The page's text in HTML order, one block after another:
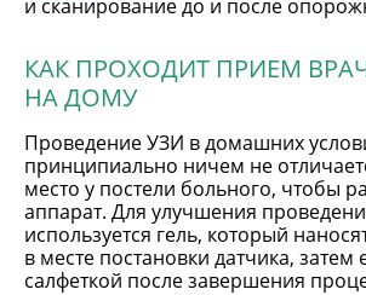
и сканирование до и после
КАК ПРОХОДИТ ПРИЕМ
НА ДОМУ
Проведение УЗИ в домашних
принципиально ничем не
место у постели больного, чтобы
аппарат. Для улучшения
используется гель, который
в месте постановки датчика, затем
салфеткой после завершения